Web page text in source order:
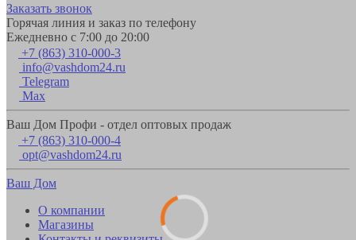
Заказать звонок
Горячая линия и заказ по телефону
Ежедневно с 7:00 до 20:00
+7 (863) 310-000-3
info@vashdom24.ru
Telegram
Max
Ваш Дом Профи - отдел оптовых продаж
+7 (863) 310-000-4
opt@vashdom24.ru
Ваш Дом
О компании
Магазины